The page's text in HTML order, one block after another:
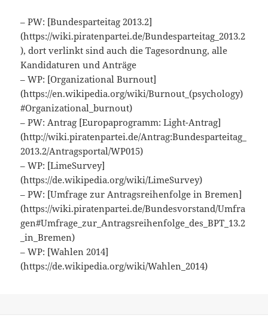
– PW: [Bundesparteitag 2013.2]
(https://wiki.piratenpartei.de/Bundesparteitag_2013.2
), dort verlinkt sind auch die Tagesordnung, alle
Kandidaturen und Anträge
– WP: [Organizational Burnout]
(https://en.wikipedia.org/wiki/Burnout_(psychology)
#Organizational_burnout)
– PW: Antrag [Europaprogramm: Light-Antrag]
(http://wiki.piratenpartei.de/Antrag:Bundesparteitag_
2013.2/Antragsportal/WP015)
– WP: [LimeSurvey]
(https://de.wikipedia.org/wiki/LimeSurvey)
– PW: [Umfrage zur Antragsreihenfolge in Bremen]
(https://wiki.piratenpartei.de/Bundesvorstand/Umfra
gen#Umfrage_zur_Antragsreihenfolge_des_BPT_13.2
_in_Bremen)
– WP: [Wahlen 2014]
(https://de.wikipedia.org/wiki/Wahlen_2014)